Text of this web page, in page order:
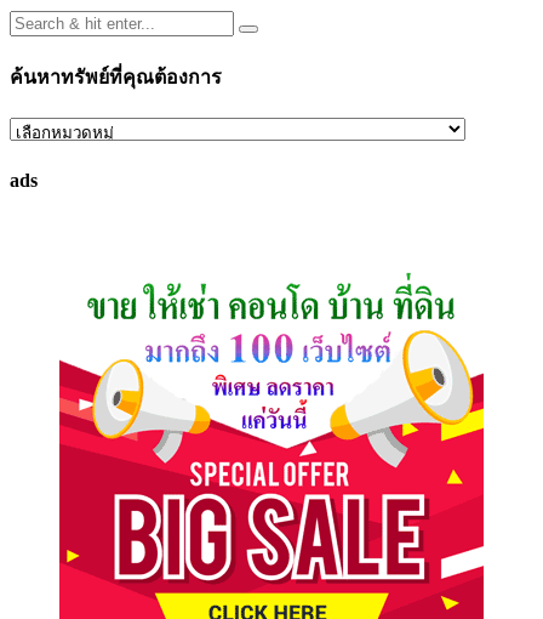
ค้นหาทรัพย์ที่คุณต้องการ
ค้นหา
ที่
ads